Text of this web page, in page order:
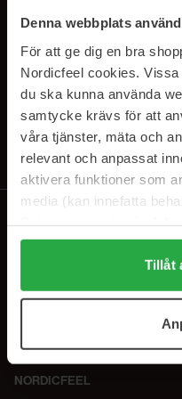
Denna webbplats
För att ge dig en bra
Nordicfeel cookies.
du ska kunna använda
samtycke krävs för att
våra tjänster, mäta och
relevant och anpassat
aktivera funktioner som
media (kan innefatta
Genom att trycka på
alla cookies, medan du
användningen av
samt vår Integritetspolicy.
Tillåt
NYHETSBREV
E-postadress
Genom att prenumerera
NORDICFEEL